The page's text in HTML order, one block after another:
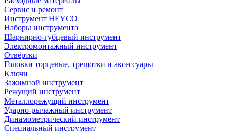
Сервис и ремонт
Инструмент HEYCO
Наборы инструмента
Шарнирно-губцевый инструмент
Электромонтажный инструмент
Отвёртки
Головки торцевые, трещотки и аксессуары
Ключи
Зажимной инструмент
Режущий инструмент
Металлорежущий инструмент
Ударно-рычажный инструмент
Динамометрический инструмент
Специальный инструмент